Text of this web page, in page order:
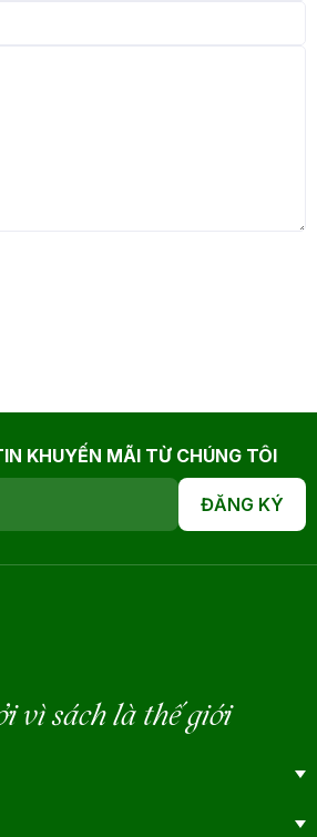
KHUYẾN MÃI TỪ CHÚNG TÔI
ĐĂNG KÝ
vì sách là thế giới